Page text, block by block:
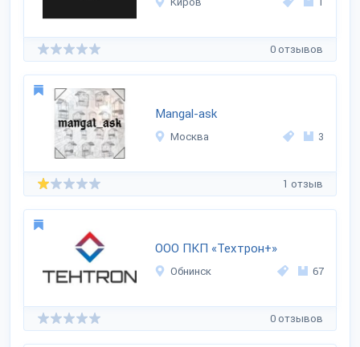
0 отзывов
Mangal-ask
Москва 3
1 отзыв
ООО ПКП «Техтрон+»
Обнинск 67
0 отзывов